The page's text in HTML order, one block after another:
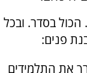
הכול בסדר. ובכל
פנים:
את התלמידים